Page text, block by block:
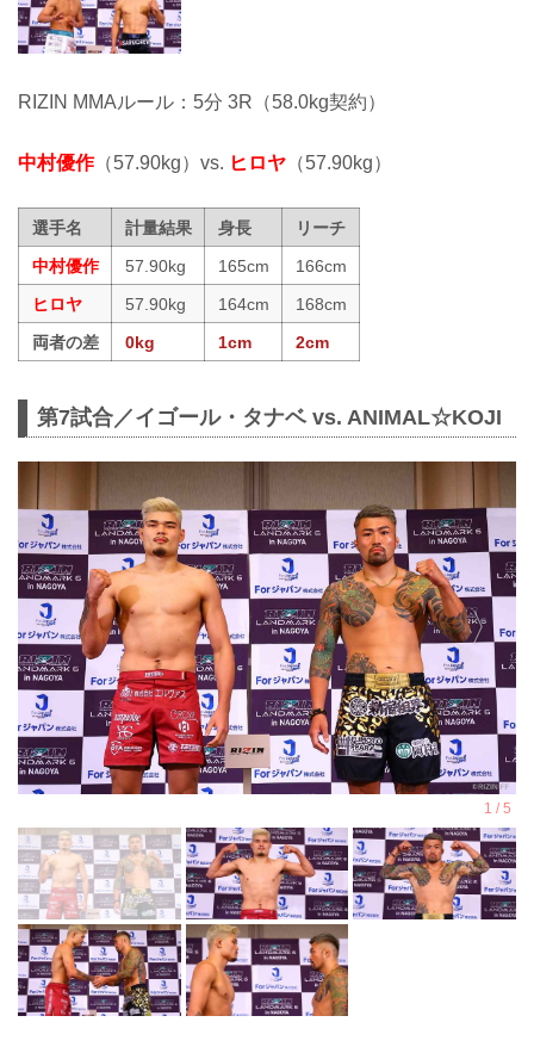
RIZIN MMAルール：5分 3R（58.0kg契約）
中村優作（57.90kg）vs. ヒロヤ （57.90kg）
選手名 計量結果 身長
リーチ
中村優作
57.90kg 165cm
166cm
ヒロヤ
57.90kg 164cm
168cm
両者の差
0kg 1cm 2cm
第7試合／イゴール・タナベ vs. ANIMAL☆KOJI